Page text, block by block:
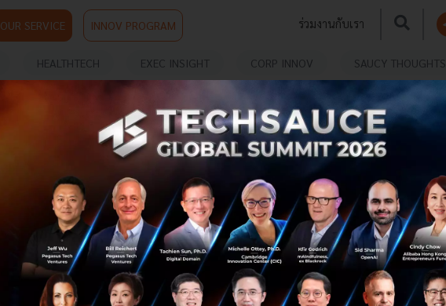
OUR SERVICE INNOV PROGRAM ร่วมงานกับเรา
HEALTHTECH EXEC INSIGHT CORP INNOV SAUCY THOUGHTS
โอกาสใหม่ของอินโด-แปซิฟิก G7 เล็งลงทุนด้าน
พลังงานสะอาด
กลุ่มประเทศ G-7 กำลังพิจารณาเงินลงทุนสำหรับการส่งเสริม
ให้อินเดีย อินโดนีเซีย และเวียดนาม เปลี่ยนพลังงานที่ใช้ใน
ประเทศไปเป็นพลังงานหมุนเวียนที่สะอาด ซึ่งสอดคล้องกับ
แผนการ Build Back...